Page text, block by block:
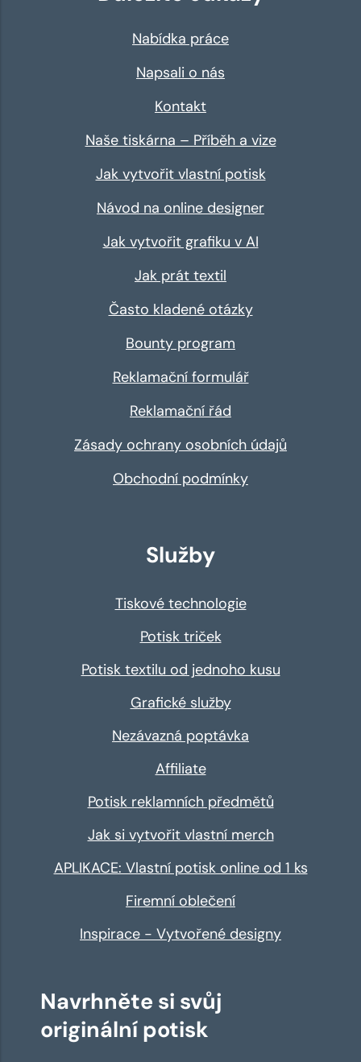
Nabídka práce
Napsali o nás
Kontakt
Naše tiskárna – Příběh a vize
Jak vytvořit vlastní potisk
Návod na online designer
Jak vytvořit grafiku v AI
Jak prát textil
Často kladené otázky
Bounty program
Reklamační formulář
Reklamační řád
Zásady ochrany osobních údajů
Obchodní podmínky
Služby
Tiskové technologie
Potisk triček
Potisk textilu od jednoho kusu
Grafické služby
Nezávazná poptávka
Affiliate
Potisk reklamních předmětů
Jak si vytvořit vlastní merch
APLIKACE: Vlastní potisk online od 1 ks
Firemní oblečení
Inspirace - Vytvořené designy
Navrhněte si svůj
originální potisk